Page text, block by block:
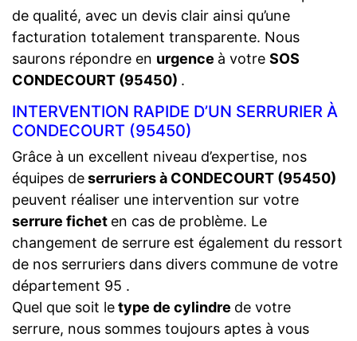
de qualité, avec un devis clair ainsi qu’une
facturation totalement transparente. Nous
saurons répondre en urgence à votre SOS
CONDECOURT (95450) .
INTERVENTION RAPIDE D’UN SERRURIER À
CONDECOURT (95450)
Grâce à un excellent niveau d’expertise, nos
équipes deserruriers à CONDECOURT (95450)
peuvent réaliser une intervention sur votre
serrure fichet en cas de problème. Le
changement de serrure est également du ressort
de nos serruriers dans divers commune de votre
département 95 .
Quel que soit letype de cylindre de votre
serrure, nous sommes toujours aptes à vous